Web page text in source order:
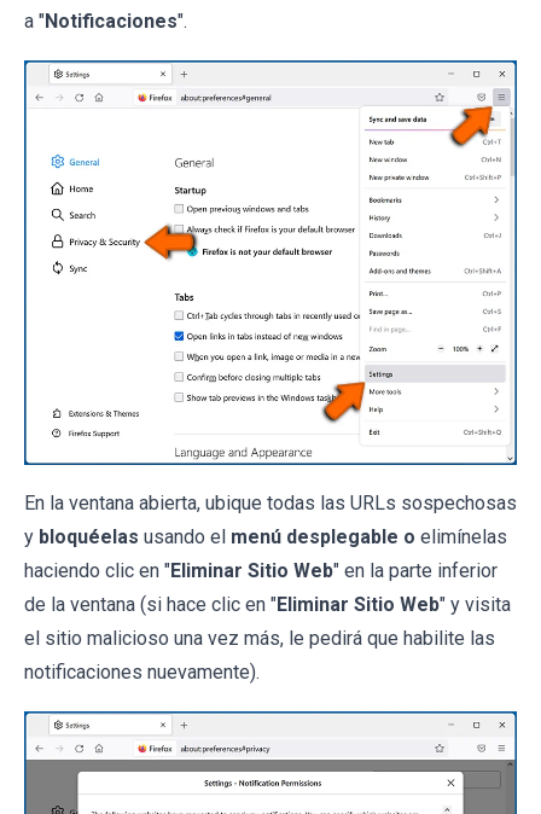
a "Notificaciones".
En la ventana abierta, ubique todas las URLs sospechosas
y bloquéelas usando el menú desplegable o elimínelas
haciendo clic en "Eliminar Sitio Web" en la parte inferior
de la ventana (si hace clic en "Eliminar Sitio Web" y visita
el sitio malicioso una vez más, le pedirá que habilite las
notificaciones nuevamente).